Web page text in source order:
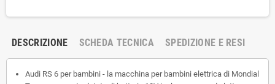
DESCRIZIONE SCHEDA TECNICA SPEDIZIONE E RESI
Audi RS 6 per bambini - la macchina per bambini elettrica di Mondial